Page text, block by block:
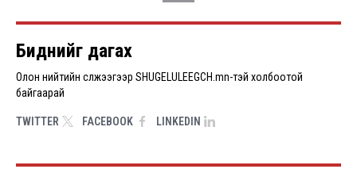
Биднийг дагах
Олон нийтийн сүлжээгээр SHUGELULEEGCH.mn-тэй холбоотой
байгаарай
TWITTER FACEBOOK LINKEDIN